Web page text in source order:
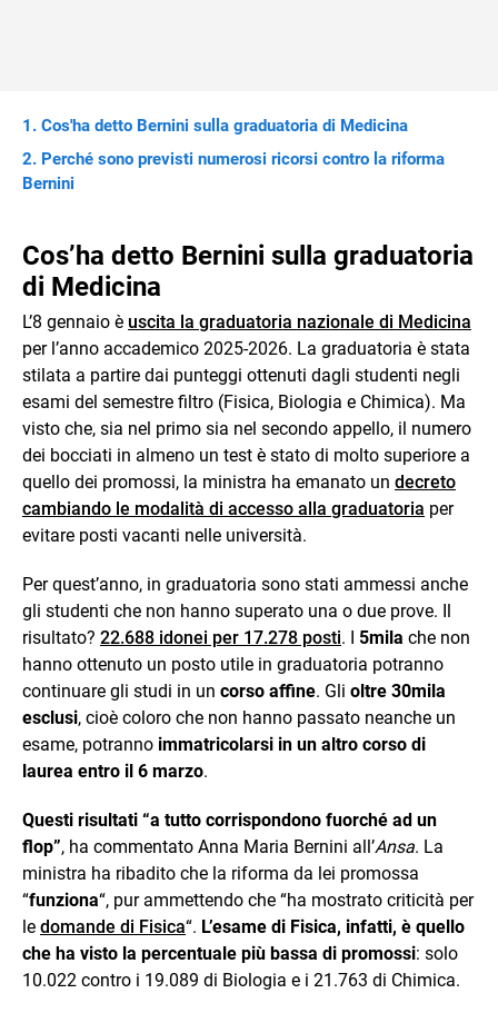
Cos'ha detto Bernini sulla graduatoria di Medicina
Perché sono previsti numerosi ricorsi contro la riforma
Bernini
Cos’ha detto Bernini sulla graduatoria
di Medicina
L’8 gennaio è uscita la graduatoria nazionale di Medicina
per l’anno accademico 2025-2026. La graduatoria è stata
stilata a partire dai punteggi ottenuti dagli studenti negli
esami del semestre filtro (Fisica, Biologia e Chimica). Ma
visto che, sia nel primo sia nel secondo appello, il numero
dei bocciati in almeno un test è stato di molto superiore a
quello dei promossi, la ministra ha emanato un decreto
cambiando le modalità di accesso alla graduatoria per
evitare posti vacanti nelle università.
Per quest’anno, in graduatoria sono stati ammessi anche
gli studenti che non hanno superato una o due prove. Il
risultato? 22.688 idonei per 17.278 posti. I 5mila che non
hanno ottenuto un posto utile in graduatoria potranno
continuare gli studi in un corso affine. Gli oltre 30mila
esclusi, cioè coloro che non hanno passato neanche un
esame, potranno immatricolarsi in un altro corso di
laurea entro il 6 marzo.
Questi risultati “a tutto corrispondono fuorché ad un
flop”, ha commentato Anna Maria Bernini all’Ansa. La
ministra ha ribadito che la riforma da lei promossa
“funziona“, pur ammettendo che “ha mostrato criticità per
le domande di Fisica“. L’esame di Fisica, infatti, è quello
che ha visto la percentuale più bassa di promossi: solo
10.022 contro i 19.089 di Biologia e i 21.763 di Chimica.